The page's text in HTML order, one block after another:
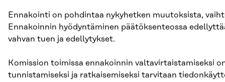
Ennakointi on pohdintaa nykyhetken muutoksista,
Ennakoinnin hyödyntäminen päätöksenteossa
vahvan tuen ja edellytykset.
Komission toimissa ennakoinnin valtavirtaistamiseksi
tunnistamiseksi ja ratkaisemiseksi tarvitaan